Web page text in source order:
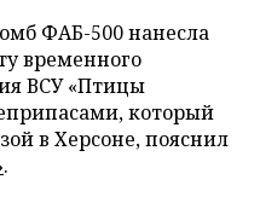
ФАБ-500 нанесла
временного
ВСУ «Птицы
который
в Херсоне, пояснил
.